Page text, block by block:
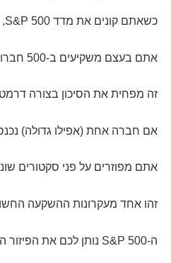
כשאתם קונים את מדד S&P 500, אתם לא שמים את כל הביצים בסל אחד.
אתם בעצם משקיעים ב-500 חברות שונות בבת אחת!
זה מפחית את הסיכון בצורה
אם חברה אחת (אפילו גדולה)
אתם מפוזרים על פני סקטורים
זהו אחד מעקרונות ההשקעה
ה-S&P 500 נותן לכם את הפיזור הזה על מגש של כסף (או דולרים, במקרה הזה).